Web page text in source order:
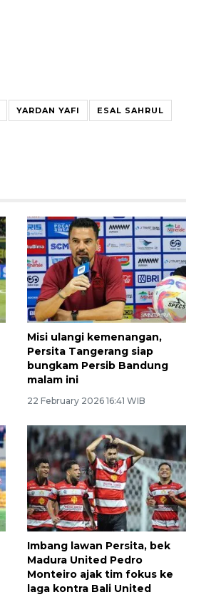
YARDAN YAFI ESAL SAHRUL
Misi ulangi kemenangan,
Persita Tangerang siap
bungkam Persib Bandung
malam ini
22 February 2026 16:41 WIB
Imbang lawan Persita, bek
Madura United Pedro
Monteiro ajak tim fokus ke
laga kontra Bali United